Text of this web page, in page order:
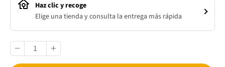
Haz clic y recoge
Elige una tienda y consulta la entrega más rápida